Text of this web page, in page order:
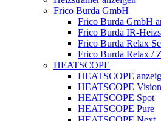
Frico Burda GmbH
Frico Burda GmbH
Frico Burda IR-
Frico Burda Relax
Frico Burda Relax /
HEATSCOPE
HEATSCOPE
HEATSCOPE Vision
HEATSCOPE Spot
HEATSCOPE Pure